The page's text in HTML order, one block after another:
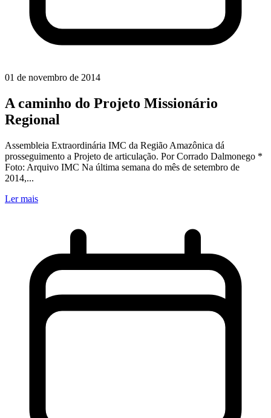
01 de novembro de 2014
A caminho do Projeto Missionário
Regional
Assembleia Extraordinária IMC da Região Amazônica dá
prosseguimento a Projeto de articulação. Por Corrado Dalmonego *
Foto: Arquivo IMC Na última semana do mês de setembro de
2014,...
Ler mais